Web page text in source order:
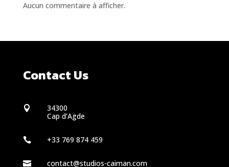
Aucun commentaire à afficher.
Contact Us

34300
Cap d’Agde
 +33 769 874 459
 contact@studios-caiman.com